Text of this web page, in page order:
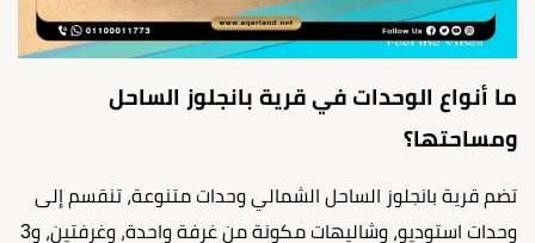
ما أنواع الوحدات في قرية بانجلوز الساحل
ومساحتها؟
تضم قرية بانجلوز الساحل الشمالي وحدات متنوعة، تنقسم إلى
وحدات استوديو، وشاليهات مكونة من غرفة واحدة، وغرفتين، و3